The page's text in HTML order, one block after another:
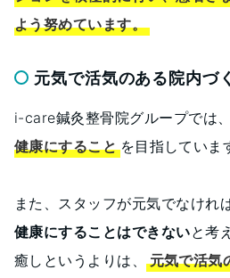
よう努めています。
元気で活気のある院内づ
i-care鍼灸整骨院グループでは、
健康にすることを目指していま
また、スタッフが元気でなければ
健康にすることはできないと考
癒しというよりは、元気で活気